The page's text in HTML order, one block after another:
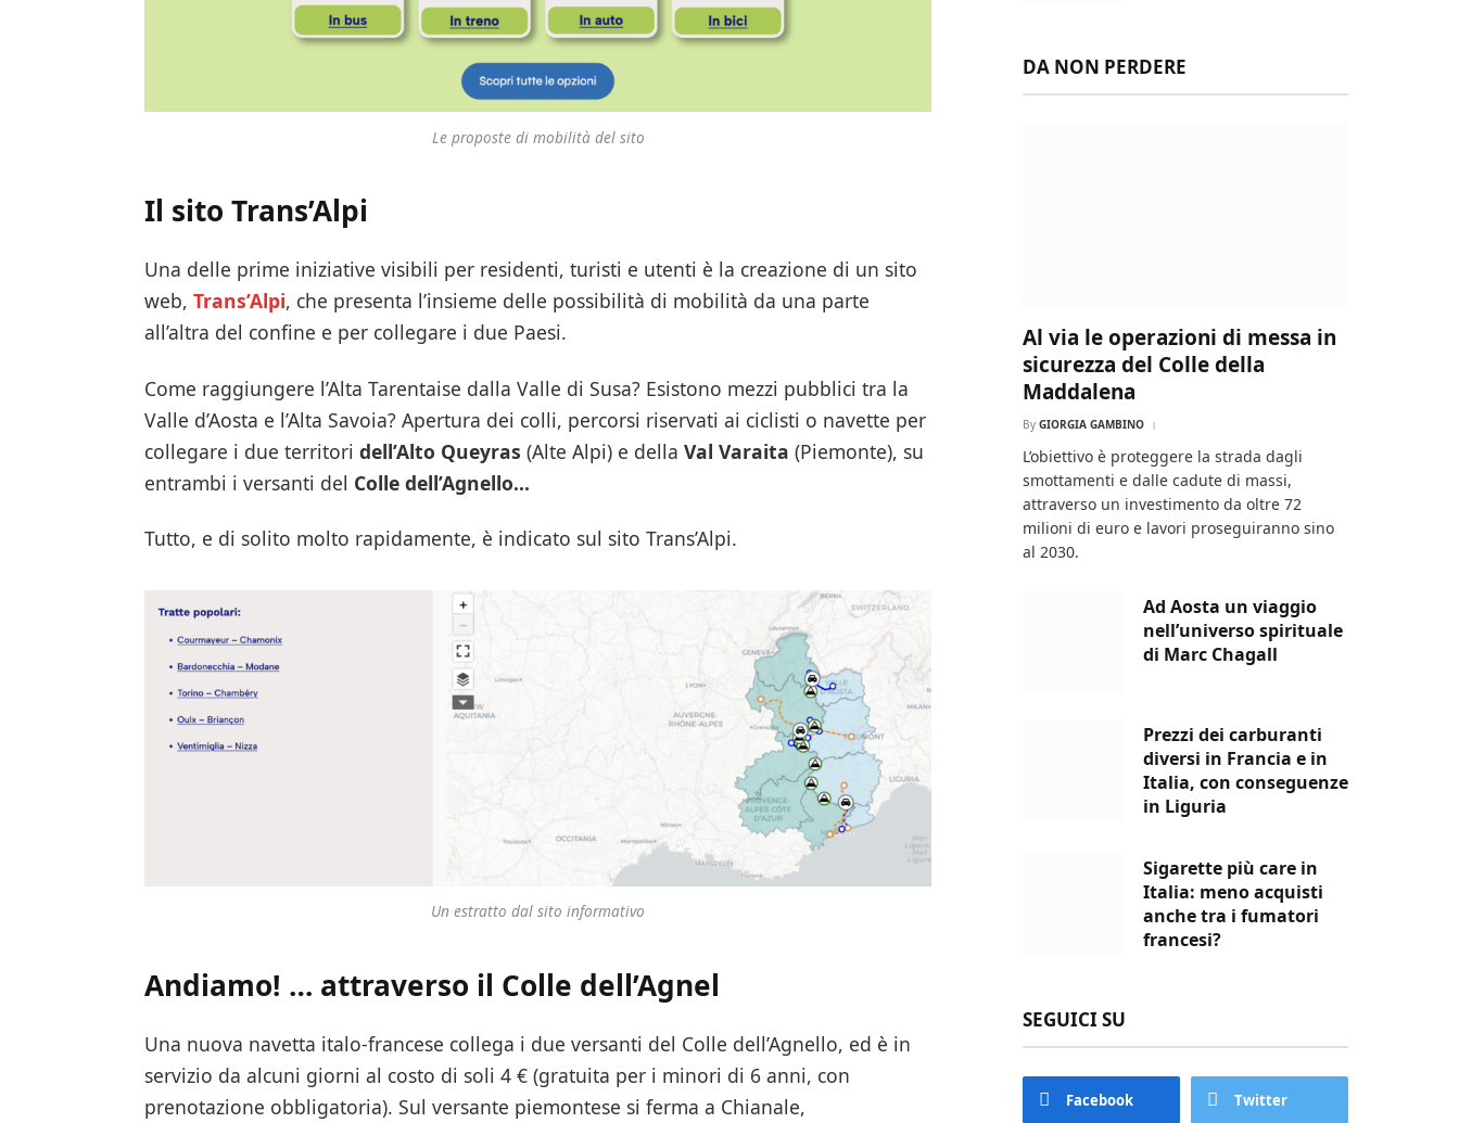
Le proposte di mobilità del sito
Il sito Trans’Alpi
Una delle prime iniziative visibili per residenti, turisti e utenti è la creazione di un sito
web, Trans’Alpi, che presenta l’insieme delle possibilità di mobilità da una parte
all’altra del confine e per collegare i due Paesi.
Come raggiungere l’Alta Tarentaise dalla Valle di Susa? Esistono mezzi pubblici tra la
Valle d’Aosta e l’Alta Savoia? Apertura dei colli, percorsi riservati ai ciclisti o navette per
collegare i due territori dell’Alto Queyras (Alte Alpi) e della Val Varaita (Piemonte), su
entrambi i versanti del Colle dell’Agnello…
Tutto, e di solito molto rapidamente, è indicato sul sito Trans’Alpi.
Un estratto dal sito informativo
Andiamo! … attraverso il Colle dell’Agnel
Una nuova navetta italo-francese collega i due versanti del Colle dell’Agnello, ed è in
servizio da alcuni giorni al costo di soli 4 € (gratuita per i minori di 6 anni, con
prenotazione obbligatoria). Sul versante piemontese si ferma a Chianale,
DA NON PERDERE
Al via le operazioni di messa in
sicurezza del Colle della
Maddalena
By GIORGIA GAMBINO
L’obiettivo è proteggere la strada dagli
smottamenti e dalle cadute di massi,
attraverso un investimento da oltre 72
milioni di euro e lavori proseguiranno sino
al 2030.
Ad Aosta un viaggio
nell’universo spirituale
di Marc Chagall
Prezzi dei carburanti
diversi in Francia e in
Italia, con conseguenze
in Liguria
Sigarette più care in
Italia: meno acquisti
anche tra i fumatori
francesi?
SEGUICI SU
Facebook Twitter